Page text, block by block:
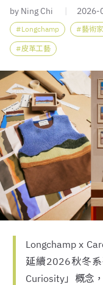
by Ning Chi 2026-
Longchamp 藝術
皮革工藝
Longchamp x
延續2026秋冬
Curiosity」概念